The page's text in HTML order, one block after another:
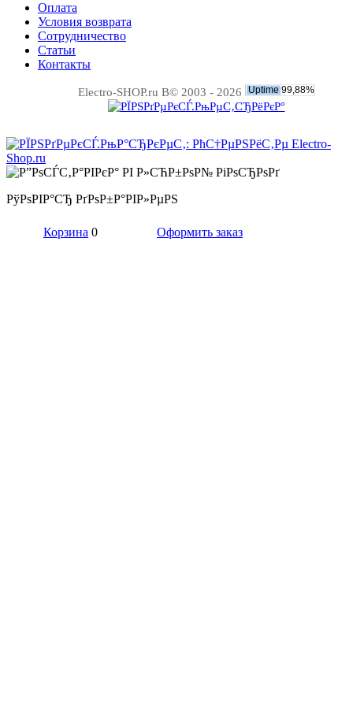
Оплата
Условия возврата
Сотрудничество
Статьи
Контакты
Electro-SHOP.ru В© 2003 - 2026
РўРѕРІР°СЂ РґРѕР±Р°РІР»РµРЅ
Корзина 0 Оформить заказ